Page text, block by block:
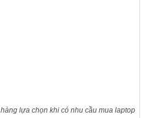
lựa chọn khi có nhu cầu mua laptop